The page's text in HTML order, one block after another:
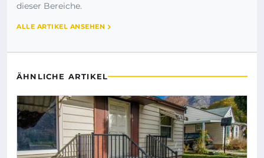
dieser Bereiche.
ALLE ARTIKEL ANSEHEN
ÄHNLICHE ARTIKEL